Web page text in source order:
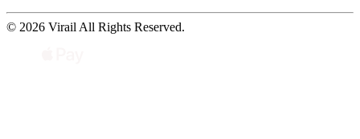
© 2026 Virail All Rights Reserved.